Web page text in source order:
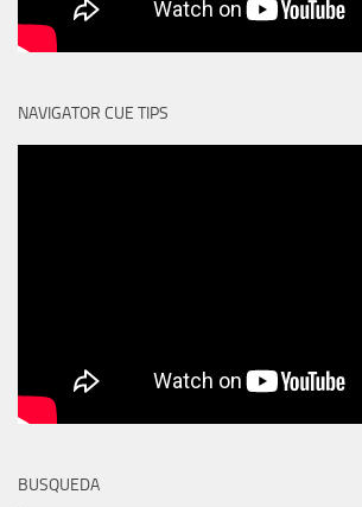
NAVIGATOR CUE TIPS
BUSQUEDA